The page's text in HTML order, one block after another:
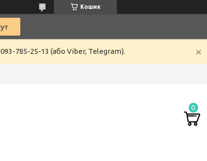
Кошик
785-25-13 (або Viber, Telegram).